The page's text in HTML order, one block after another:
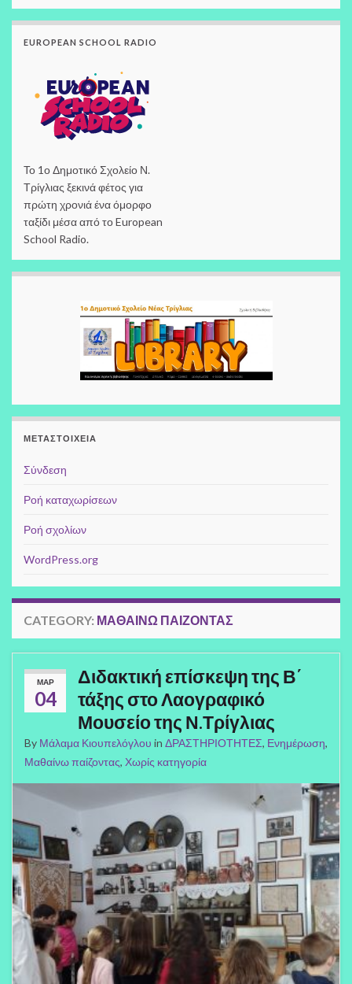
EUROPEAN SCHOOL RADIO
Το 1ο Δημοτικό Σχολείο Ν.
Τρίγλιας ξεκινά φέτος για
πρώτη χρονιά ένα όμορφο
ταξίδι μέσα από το European
School Radio.
ΜΕΤΑΣΤΟΙΧΕΊΑ
Σύνδεση
Ροή καταχωρίσεων
Ροή σχολίων
WordPress.org
CATEGORY: ΜΑΘΑΊΝΩ ΠΑΊΖΟΝΤΑΣ
ΜΑΡ
04
Διδακτική επίσκεψη της Β΄
τάξης στο Λαογραφικό
Μουσείο της Ν.Τρίγλιας
By Μάλαμα Κιουπελόγλου in ΔΡΑΣΤΗΡΙΟΤΗΤΕΣ, Ενημέρωση,
Μαθαίνω παίζοντας, Χωρίς κατηγορία